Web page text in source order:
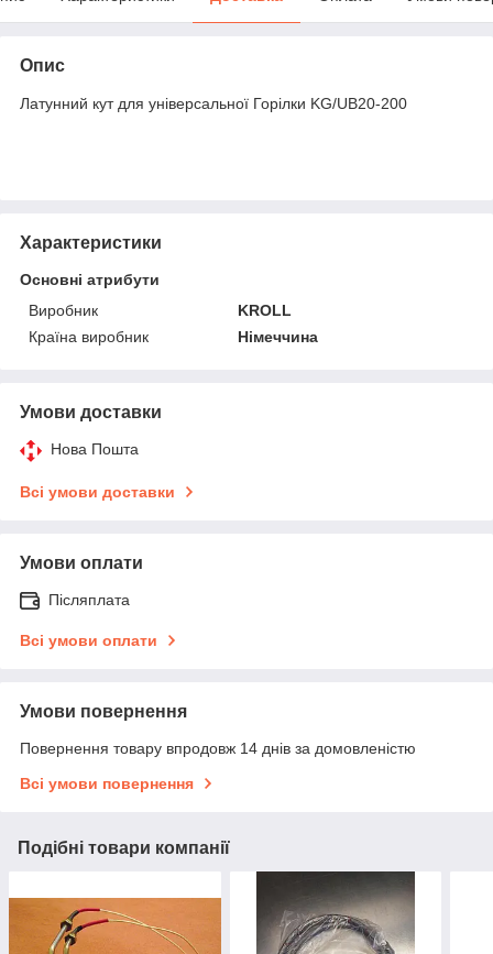
Опис
Латунний кут для універсальної Горілки KG/UB20-200
Характеристики
Основні атрибути
Виробник
KROLL
Країна виробник
Німеччина
Умови доставки
Нова Пошта
Всі умови доставки
Умови оплати
Післяплата
Всі умови оплати
Умови повернення
Повернення товару впродовж 14 днів за домовленістю
Всі умови повернення
Подібні товари компанії